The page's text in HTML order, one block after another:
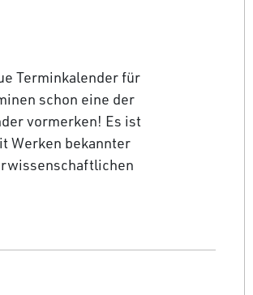
Terminkalender für
schon eine der
vormerken! Es ist
Werken bekannter